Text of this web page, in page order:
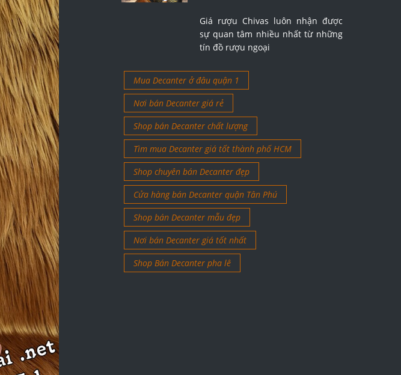
Giá rượu Chivas luôn nhận được
sự quan tâm nhiều nhất từ những
tín đồ rượu ngoại
Mua Decanter ở đâu quận 1
Nơi bán Decanter giá rẻ
Shop bán Decanter chất lượng
Tìm mua Decanter giá tốt thành phố HCM
Shop chuyên bán Decanter đẹp
Cửa hàng bán Decanter quận Tân Phú
Shop bán Decanter mẫu đẹp
Nơi bán Decanter giá tốt nhất
Shop Bán Decanter pha lê